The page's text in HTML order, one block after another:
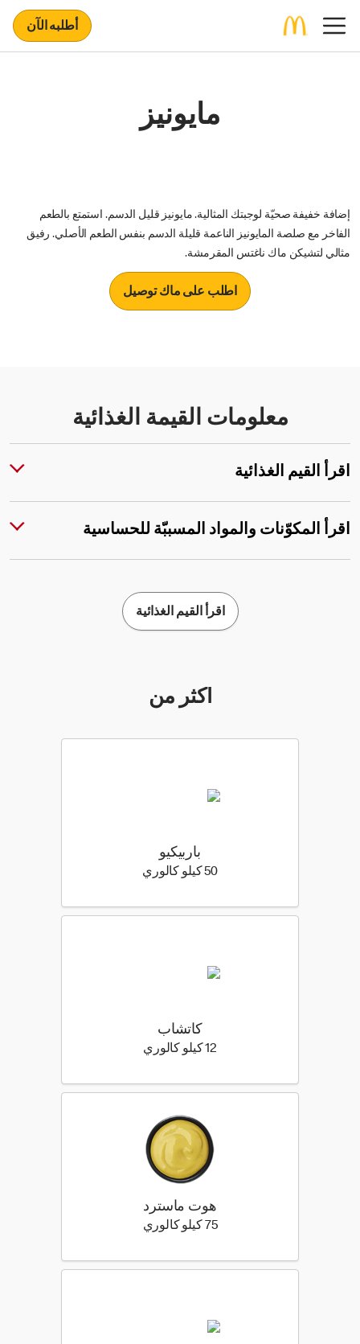
أطلبه الآن
مايونيز
إضافة خفيفة صحيّة لوجبتك المثالية. مايونيز قليل الدسم. استمتع بالطعم
الفاخر مع صلصة المايونيز الناعمة قليلة الدسم بنفس الطعم الأصلي. رفيق
مثالي لتشيكن ماك ناغتس المقرمشة.
اطلب على ماك توصيل
معلومات القيمة الغذائية
اقرأ القيم الغذائية
اقرأ المكوّنات والمواد المسببّة للحساسية
اقرأ القيم الغذائية
أكثر من
باربيكيو
50 كيلو كالوري 50 كيلو سعرة حرارية
كاتشاب
12 كيلو كالوري 12 كيلو سعرة حرارية
هوت ماسترد
75 كيلو كالوري